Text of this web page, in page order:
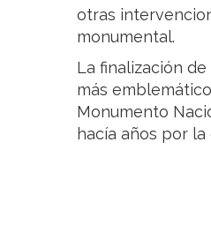
otras
monumental.
La finalización
más
Monumento
hacía años por